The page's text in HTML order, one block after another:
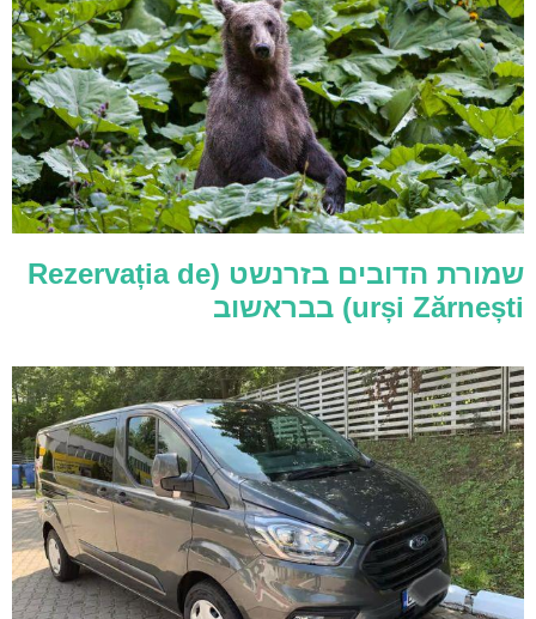
שמורת הדובים בזרנשט (Rezervația de
urși Zărnești) בבראשוב